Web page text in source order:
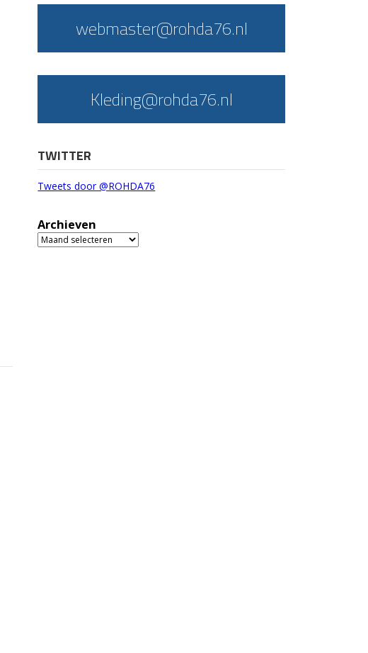
webmaster@rohda76.nl
Kleding@rohda76.nl
TWITTER
Tweets door @ROHDA76
Archieven
Archieven